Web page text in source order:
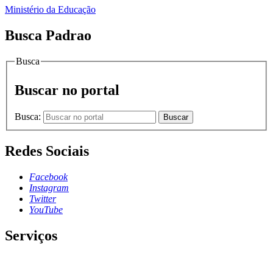
Ministério da Educação
Busca Padrao
Busca
Buscar no portal
Busca: Buscar
Redes Sociais
Facebook
Instagram
Twitter
YouTube
Serviços